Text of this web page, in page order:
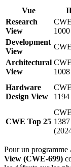
Vue
Research
View
1000
Development
View
Architectural
View
1008
Hardware
Design View
1194
CWE Top 25 1387
Pour un programme
View (CWE-699)